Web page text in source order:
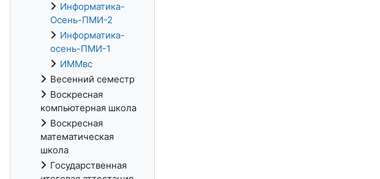
Информатика-
Осень-ПМИ-2
Информатика-
осень-ПМИ-1
ИММвс
Весенний семестр
Воскресная
компьютерная школа
Воскресная
математическая
школа
Государственная